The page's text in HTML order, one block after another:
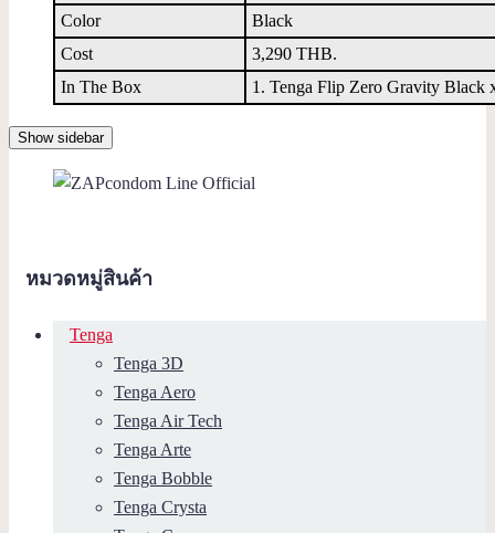
Color
Black
Cost
3,290 THB.
In The Box
1. Tenga Flip Zero Gravity Black
Show sidebar
หมวดหมู่สินค้า
Tenga
Tenga 3D
Tenga Aero
Tenga Air Tech
Tenga Arte
Tenga Bobble
Tenga Crysta